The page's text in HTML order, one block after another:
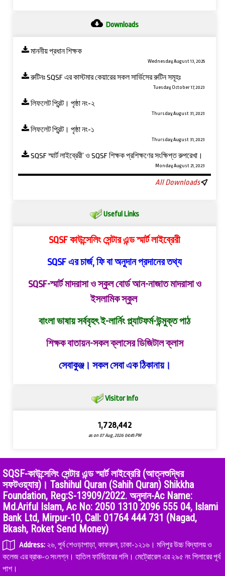
Downloads
মাননীয় প্রধান শিক্ষক
Wednesday, August 13, 2025
রুটিনঃ SQSF এর কাস্টমার কেয়ারের সকল সার্ভিসের রুটিন সমূহঃ
Tuesday, October 17, 2023
লিফলেট প্রিন্ট। পৃষ্ঠা নং-২
Thursday, August 31, 2023
লিফলেট প্রিন্ট। পৃষ্ঠা নং-১
Thursday, August 31, 2023
SQSF স্মার্ট লাইব্রেরী’ ও ‍SQSF শিক্ষক প্রশিক্ষণের সংক্ষিপ্ত রুপরেখা।
Monday, August 21, 2023
All Downloads
Useful Links
SQSF কাউন্সেলিং সেন্টার এন্ড স্মার্ট লাইব্রেরী
SQSF এর চার্জ, ফি বা অনুদান প্রদানের তথ্য
SQSF-স্মার্ট মাদরাসা ও স্কুল বোর্ড আন-নাজাত মাদরাসা ও
ইসলামিক স্কুল
বাংলা ভাষায় সর্ববৃহৎ ই-লার্নিং প্ল্যাটফর্ম-উন্মুক্ত পাঠ
শিক্ষক বাতায়ন-সকল ক্লাসের ডিজিটাল ক্লাস
সেবাকুঞ্জ। সকল সেবা এক ঠিকানায়।
Visitor Info
1,728,442
as on 07 Aug, 2026 04:45 PM
SQSF-কাউন্সেলিং সেন্টার এন্ড স্মার্ট লাইব্রেরি (আত্নশুদ্ধির
সফটওয়্যার)। Tashihul Quran (Sahih Quran) Shikkha
Foundation, Reg:S-13909/2022. অনুদান-Ac Name:
Md.Ariful Islam, Ac No: 2050 1310 2096 555 04, Islami
Bank Ltd, Mirpur-10, Call: 01764 444 731 (Nagad,
Bkash, Roket Send Money)
Address: ২৬, পূর্ব শেওড়াপাড়া, কাফরুল, ঢাকা-১২১৬। মনিপুর উচ্চ বিদ্যালয় ও
কলেজ এর ব্রাঞ্চ-৩ সংলগ্ন। হাতিল ফার্নিচারের গলি। মেট্রোরেল এর ২৯৫ নং পিলারের পূর্ব
পাশ।